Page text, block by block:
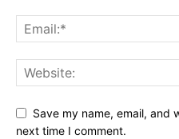
Save my name, email, and
next time I comment.